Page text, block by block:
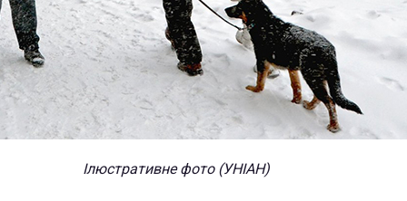
Ілюстративне фото (УНІАН)